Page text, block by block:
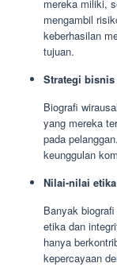
mereka miliki,
mengambil
keberhasilan
tujuan.
Strategi
Biografi
yang mereka
pada
keunggulan
Nilai-nilai
Banyak
etika dan
hanya
kepercayaan